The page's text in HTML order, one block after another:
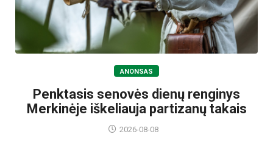
ANONSAS
Penktasis senovės dienų renginys
Merkinėje iškeliauja partizanų takais
2026-08-08